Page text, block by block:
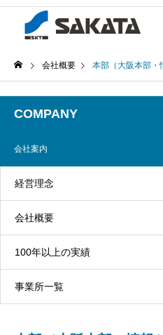
会社概要 本部（大阪本部・
COMPANY
会社案内
経営理念
会社概要
100年以上の実績
事業所一覧